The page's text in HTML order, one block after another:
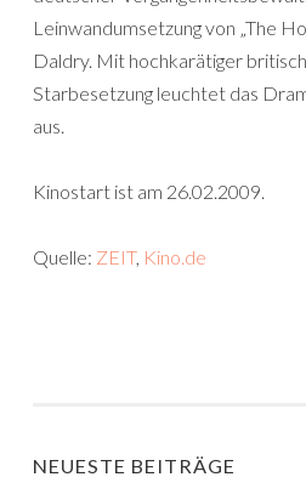
Leinwandumsetzung von „The
Daldry. Mit hochkarätiger
Starbesetzung leuchtet das
aus.
Kinostart ist am 26.02.2009.
Quelle: ZEIT, Kino.de
NEUESTE BEITRÄGE